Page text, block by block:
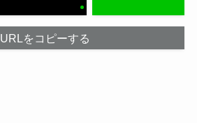
URLをコピーする